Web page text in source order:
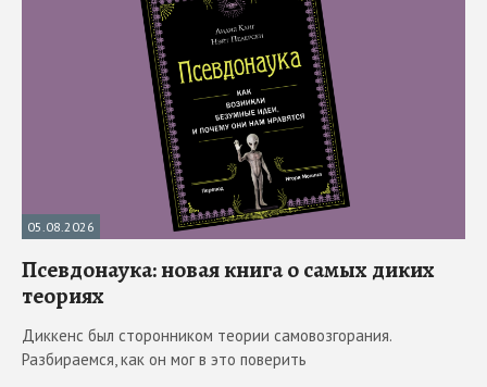
05.08.2026
Псевдонаука: новая книга о самых диких
теориях
Диккенс был сторонником теории самовозгорания.
Разбираемся, как он мог в это поверить